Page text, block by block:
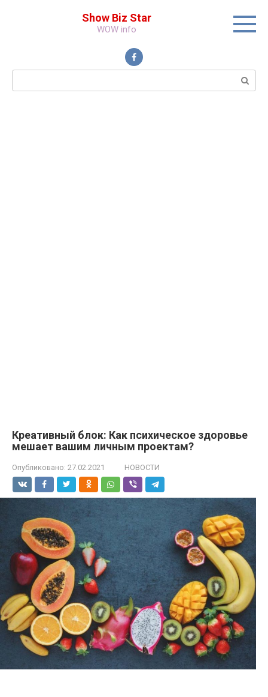
Show Biz Star
WOW info
Поиск:
Креативный блок: Как психическое здоровье
мешает вашим личным проектам?
Опубликовано: 27.02.2021 НОВОСТИ